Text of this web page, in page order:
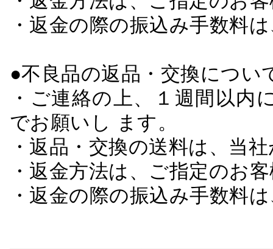
・返金の際の振込み手数料
●不良品の返品・交換につい
・ご連絡の上、１週間以
でお願いし ます。
・返品・交換の送料は、当
・返金方法は、ご指定のお
・返金の際の振込み手数料